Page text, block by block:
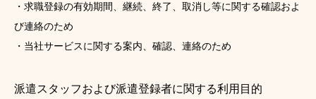
・求職登録の有効期間、継続、終了、取消し等に関する確認およ
び連絡のため
・当社サービスに関する案内、確認、連絡のため
派遣スタッフおよび派遣登録者に関する利用目的